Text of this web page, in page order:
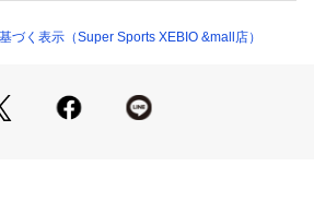
パターンの位置や内容が異なるものが
ニター環境により、掲載画像と実際の
づく表示（Super Sports XEBIO &mall店）